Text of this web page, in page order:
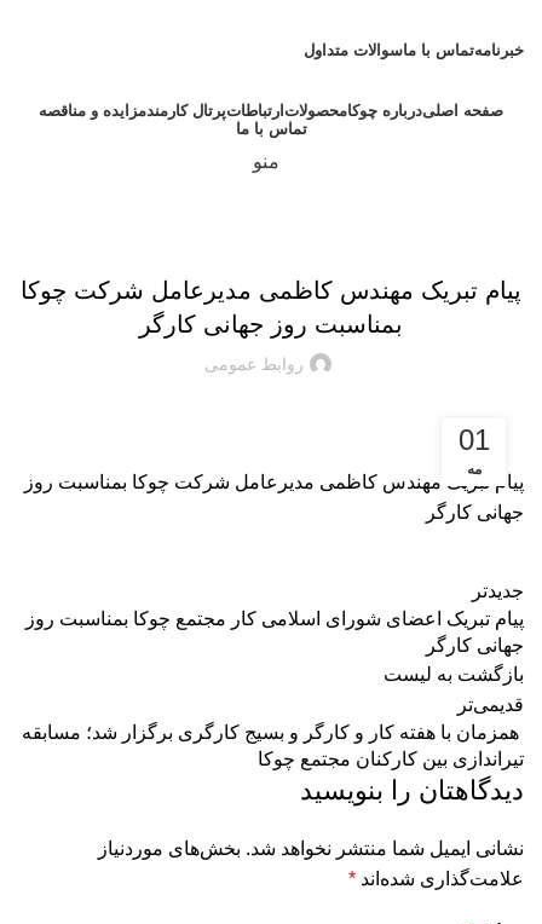
خبرنامهتماس با ماسوالات متداول
صفحه اصلیدرباره چوکامحصولات ارتباطاتپرتال کارمندمزایده و مناقصه
تماس با ما
منو
پیام تبریک مهندس کاظمی مدیرعامل شرکت چوکا
بمناسبت روز جهانی کارگر
روابط عمومی
01
مه
پیام تبریک مهندس کاظمی مدیرعامل شرکت چوکا بمناسبت روز
جهانی کارگر
جدیدتر
پیام تبریک اعضای شورای اسلامی کار مجتمع چوکا بمناسبت روز
جهانی کارگر
بازگشت به لیست
قدیمی‌تر
️ همزمان با هفته کار و کارگر و بسیج کارگری برگزار شد؛ مسابقه
تیراندازی بین کارکنان مجتمع چوکا
دیدگاهتان را بنویسید
نشانی ایمیل شما منتشر نخواهد شد. بخش‌های موردنیاز
علامت‌گذاری شده‌اند *